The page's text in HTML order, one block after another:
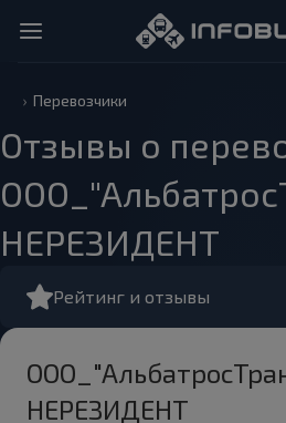
Перевозчики
Отзывы о
НЕРЕЗИДЕНТ
Рейтинг и отзывы
НЕРЕЗИДЕНТ